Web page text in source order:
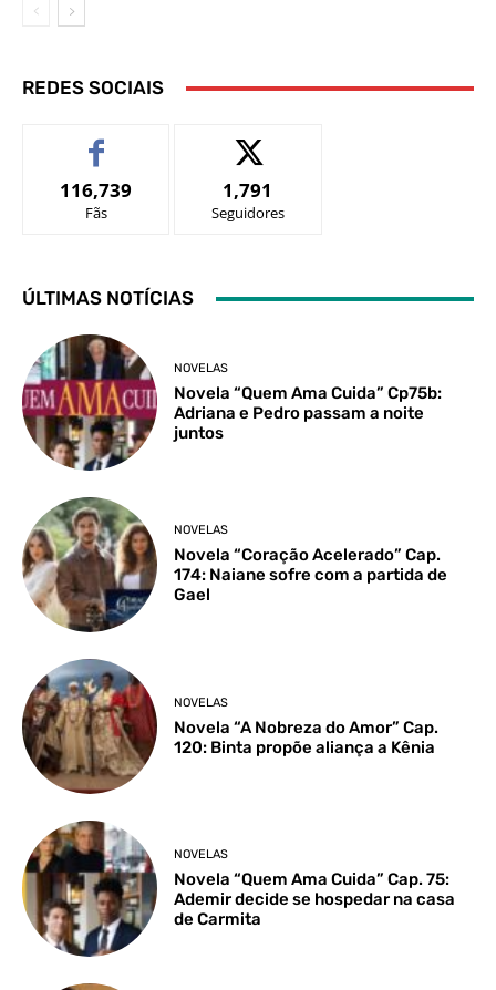
REDES SOCIAIS
116,739
Fãs
1,791
Seguidores
ÚLTIMAS NOTÍCIAS
NOVELAS
Novela “Quem Ama Cuida” Cp75b:
Adriana e Pedro passam a noite
juntos
NOVELAS
Novela “Coração Acelerado” Cap.
174: Naiane sofre com a partida de
Gael
NOVELAS
Novela “A Nobreza do Amor” Cap.
120: Binta propõe aliança a Kênia
NOVELAS
Novela “Quem Ama Cuida” Cap. 75:
Ademir decide se hospedar na casa
de Carmita